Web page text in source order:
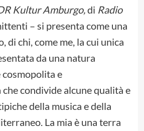
Kultur Amburgo,di Radio
– si presenta come una
di chi, come me, la cui unica
da una natura
e
condivide alcune qualità e
della musica e della
La mia è una terra